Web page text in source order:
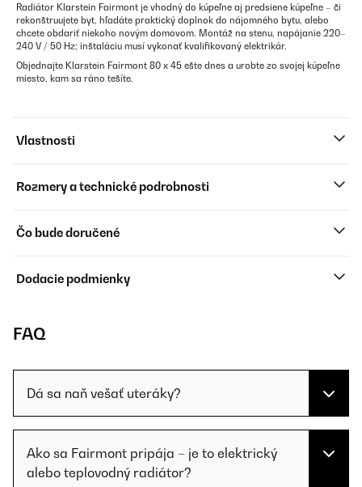
Radiátor Klarstein Fairmont je vhodný do kúpeľne aj predsiene kúpeľne – či
rekonštruujete byt, hľadáte praktický doplnok do nájomného bytu, alebo
chcete obdariť niekoho novým domovom. Montáž na stenu, napájanie 220–
240 V / 50 Hz; inštaláciu musí vykonať kvalifikovaný elektrikár.
Objednajte Klarstein Fairmont 80 x 45 ešte dnes a urobte zo svojej kúpeľne
miesto, kam sa ráno tešíte.
Vlastnosti
Rozmery a technické podrobnosti
Čo bude doručené
Dodacie podmienky
FAQ
Dá sa naň vešať uteráky?
Ako sa Fairmont pripája – je to elektrický
alebo teplovodný radiátor?